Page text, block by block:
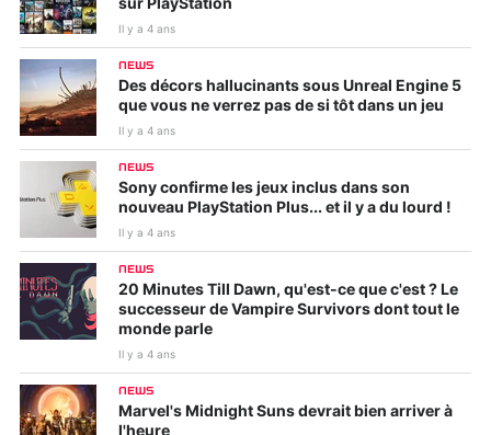
sur PlayStation
Il y a 4 ans
NEWS
Des décors hallucinants sous Unreal Engine 5
que vous ne verrez pas de si tôt dans un jeu
Il y a 4 ans
NEWS
Sony confirme les jeux inclus dans son
nouveau PlayStation Plus... et il y a du lourd !
Il y a 4 ans
NEWS
20 Minutes Till Dawn, qu'est-ce que c'est ? Le
successeur de Vampire Survivors dont tout le
monde parle
Il y a 4 ans
NEWS
Marvel's Midnight Suns devrait bien arriver à
l'heure